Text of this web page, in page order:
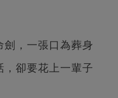
劍，一張口為葬身
，卻要花上一輩子